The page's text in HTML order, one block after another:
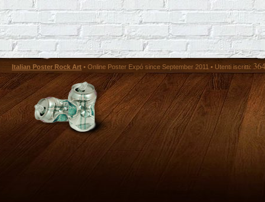
Italian Poster Rock Art • Online Poster Expó since September 2011 • Utenti iscritti: 364